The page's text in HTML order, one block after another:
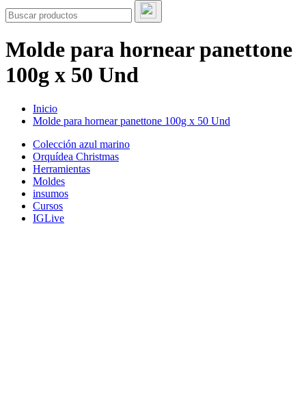
Molde para hornear panettone
100g x 50 Und
Inicio
Molde para hornear panettone 100g x 50 Und
Colección azul marino
Orquídea Christmas
Herramientas
Moldes
insumos
Cursos
IGLive